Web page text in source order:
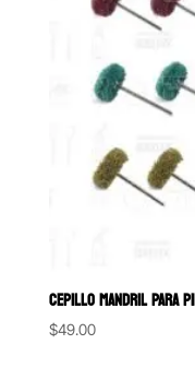
CEPILLO MANDRIL PARA
$49.00